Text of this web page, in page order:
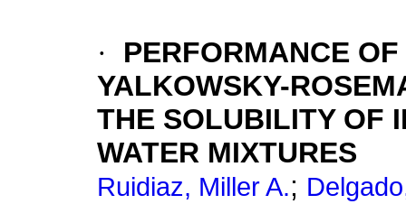
·
PERFORMANCE
YALKOWSKY-
THE SOLUBILITY OF
WATER MIXTURES
Ruidiaz, Miller A.;